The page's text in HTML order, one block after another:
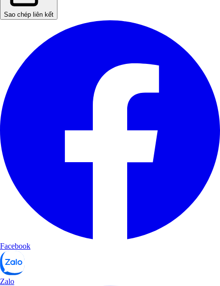
Sao chép liên kết
Facebook
Zalo